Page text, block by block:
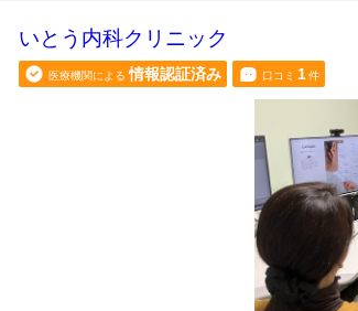
いとう内科クリニック
医療機関による 情報認証済み 口コミ 1件